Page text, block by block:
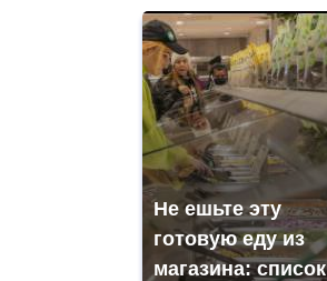
Не ешьте эту
готовую еду из
магазина: список